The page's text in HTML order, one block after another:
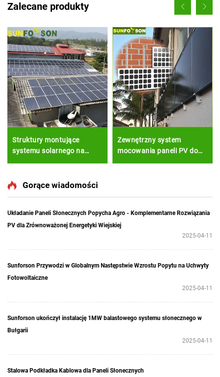
Zalecane produkty
Struktury montujące
systemu solarnego na
Zewnętrzny system
mocowania paneli PV do
Gorące wiadomości
Układanie Paneli Słonecznych Popycha Agro - Komplementarne Rozwiązania
PV dla Zrównoważonej Energetyki Wiejskiej
2025-04-11
Sunforson Przywodzi w Globalnym Następstwie Wzrostu Popytu na Uchwyty
Fotowoltaiczne
2025-04-11
Sunforson ukończył instalację 1MW balastowego systemu słonecznego w
Bułgarii
2025-04-11
Stalowa Podkładka Kablowa dla Paneli Słonecznych